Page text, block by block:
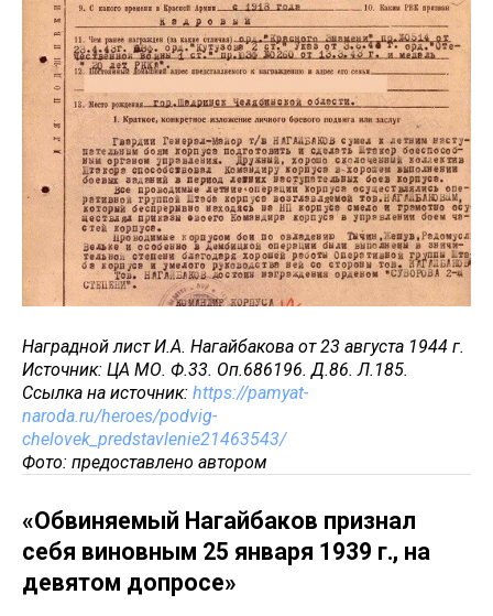
Наградной лист И.А. Нагайбакова от 23 августа 1944 г.
Источник: ЦА МО. Ф.33. Оп.686196. Д.86. Л.185.
Ссылка на источник: https://pamyat-
naroda.ru/heroes/podvig-
chelovek_predstavlenie21463543/
Фото: предоставлено автором
«Обвиняемый Нагайбаков признал
себя виновным 25 января 1939 г., на
девятом допросе»